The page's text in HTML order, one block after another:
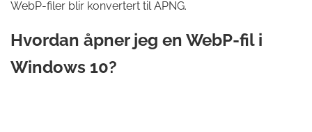
WebP-filer blir konvertert til APNG.
Hvordan åpner jeg en WebP-fil i
Windows 10?